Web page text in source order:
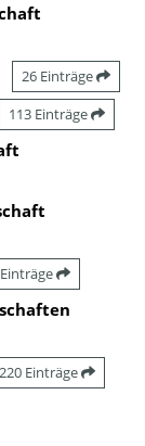
26 Einträge
113 Einträge
220 Einträge